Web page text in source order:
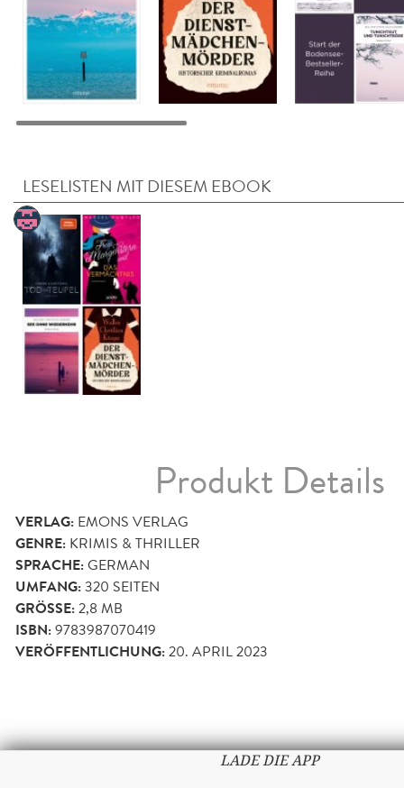
LESELISTEN MIT DIESEM EBOOK
Produkt Details
VERLAG: EMONS VERLAG
GENRE: KRIMIS & THRILLER
SPRACHE:GERMAN
UMFANG:320 SEITEN
GRÖSSE: 2,8 MB
ISBN:9783987070419
VERÖFFENTLICHUNG:20. APRIL 2023
LADE DIE APP